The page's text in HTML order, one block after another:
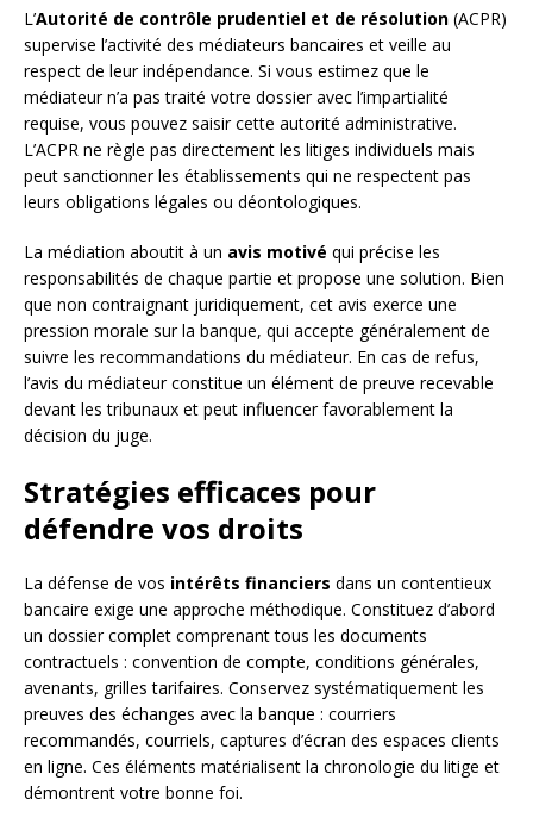
L’Autorité de contrôle prudentiel et de résolution (ACPR)
supervise l’activité des médiateurs bancaires et veille au
respect de leur indépendance. Si vous estimez que le
médiateur n’a pas traité votre dossier avec l’impartialité
requise, vous pouvez saisir cette autorité administrative.
L’ACPR ne règle pas directement les litiges individuels mais
peut sanctionner les établissements qui ne respectent pas
leurs obligations légales ou déontologiques.
La médiation aboutit à un avis motivé qui précise les
responsabilités de chaque partie et propose une solution. Bien
que non contraignant juridiquement, cet avis exerce une
pression morale sur la banque, qui accepte généralement de
suivre les recommandations du médiateur. En cas de refus,
l’avis du médiateur constitue un élément de preuve recevable
devant les tribunaux et peut influencer favorablement la
décision du juge.
Stratégies efficaces pour
défendre vos droits
La défense de vos intérêts financiers dans un contentieux
bancaire exige une approche méthodique. Constituez d’abord
un dossier complet comprenant tous les documents
contractuels : convention de compte, conditions générales,
avenants, grilles tarifaires. Conservez systématiquement les
preuves des échanges avec la banque : courriers
recommandés, courriels, captures d’écran des espaces clients
en ligne. Ces éléments matérialisent la chronologie du litige et
démontrent votre bonne foi.